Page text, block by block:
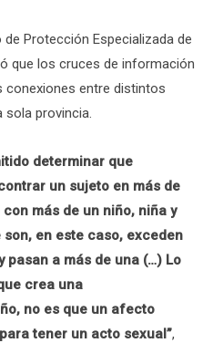
Protección Especializada de
que los cruces de información
conexiones entre distintos
sola provincia.
determinar que
un sujeto en más de
más de un niño, niña y
en este caso, exceden
a más de una (…) Lo
crea una
no es que un afecto
tener un acto sexual”,